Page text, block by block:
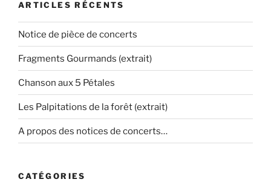
ARTICLES RÉCENTS
Notice de pièce de concerts
Fragments Gourmands (extrait)
Chanson aux 5 Pétales
Les Palpitations de la forêt (extrait)
A propos des notices de concerts…
CATÉGORIES